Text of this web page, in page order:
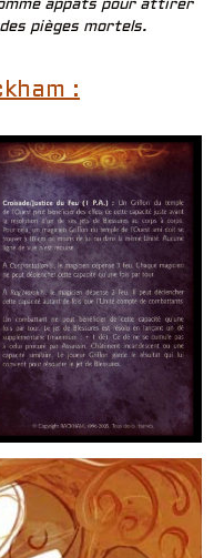
appâts pour attirer
pièges mortels.
: